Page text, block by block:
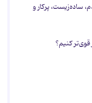
ساده‌زیست، پرکار و